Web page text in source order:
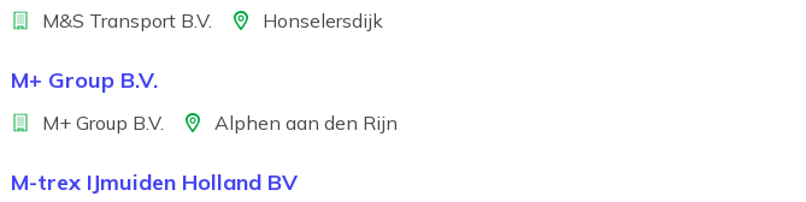
BedrijfM&S Transport B.V. LocatieHonselersdijk
M+ Group B.V.
BedrijfM+ Group B.V. LocatieAlphen aan den Rijn
M-trex IJmuiden Holland BV